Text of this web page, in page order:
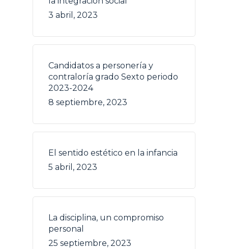
3 abril, 2023
Candidatos a personería y
contraloría grado Sexto periodo
2023-2024
8 septiembre, 2023
El sentido estético en la infancia
5 abril, 2023
La disciplina, un compromiso
personal
25 septiembre, 2023